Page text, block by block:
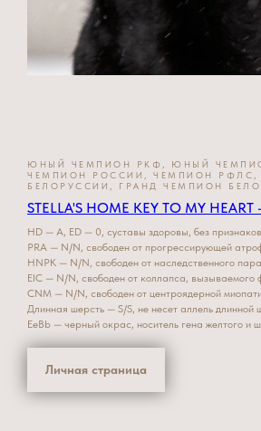
ЮНЫЙ ЧЕМПИОН РКФ, ЮНЫЙ
ЧЕМПИОН РОССИИ, ЧЕМПИОН РФЛС,
БЕЛОРУССИИ, ГРАНД ЧЕМПИОН
STELLA'S HOME KEY TO MY
HD — A, ED — 0, суставы здоровы, без
PRA — N/N, свободен от прогрессирующей
HNPK — N/N, свободен от наследственного
EIC — N/N, свободен от коллапса, вызываемого
CNM — N/N, свободен от центроядерной
Длинная шерсть — S/S, не несет аллель длинной
EeBb — черный окрас, носитель гена желтого и
Личная страница